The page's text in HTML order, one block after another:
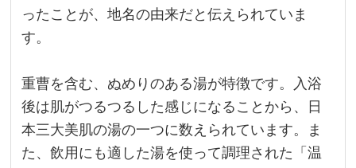
ったことが、地名の由来だと伝えられていま
す。
重曹を含む、ぬめりのある湯が特徴です。入浴
後は肌がつるつるした感じになることから、日
本三大美肌の湯の一つに数えられています。ま
た、飲用にも適した湯を使って調理された「温